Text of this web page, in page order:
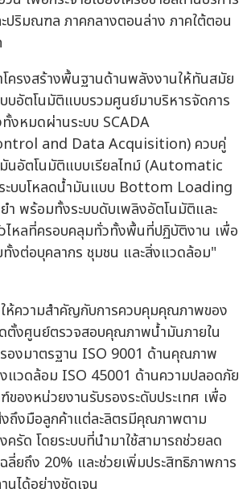
ปริมณฑล ภาคกลางตอนล่าง ภาคใต้ตอน
ครงสร้างพื้นฐานด้านพลังงานให้ทันสมัย
บบอัตโนมัติแบบรวมศูนย์มาบริหารจัดการ
งหมดผ่านระบบ SCADA
and Data Acquisition) ควบคู่
มันอัตโนมัติแบบเรียลไทม์ (Automatic
ะบบโหลดน้ำมันแบบ Bottom Loading
ำ พร้อมทั้งระบบดับเพลิงอัตโนมัติและ
ไหลที่ครอบคลุมทั่วทั้งพื้นที่ปฏิบัติงาน เพื่อ
ทั้งต่อบุคลากร ชุมชน และสิ่งแวดล้อม"
ห้ความสำคัญกับการควบคุมคุณภาพของ
ตั้งศูนย์ตรวจสอบคุณภาพน้ำมันภายใน
องมาตรฐาน ISO 9001 ด้านคุณภาพ
แวดล้อม ISO 45001 ด้านความปลอดภัย
ของหน่วยงานรับรองระดับประเทศ เพื่อ
งถึงมือลูกค้าแต่ละลิตรมีคุณภาพตาม
ครัด โดยระบบที่นำมาใช้สามารถช่วยลด
ฉลี่ยถึง 20% และช่วยเพิ่มประสิทธิภาพการ
นได้อย่างชัดเจน